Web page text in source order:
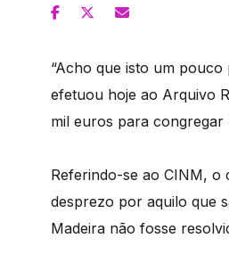
“Acho que isto um
efetuou hoje ao Arquivo
mil euros para congregar
Referindo-se ao CINM, o
desprezo por aquilo que
Madeira não fosse